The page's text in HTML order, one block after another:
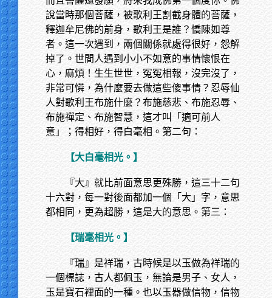
說當時那個菩薩，被歌利王割截身體的菩薩，
釋迦牟尼佛的前身，歌利王是誰？憍陳如尊
者。這一次遇到，兩個關係就處得很好，怨解
掉了。世間人遇到小小不如意的事情懷恨在
心，麻煩！生生世世，冤冤相報，沒完沒了，
非常可憐，為什麼要去做這些傻事情？忍辱仙
人對歌利王布施什麼？布施慈悲、布施忍辱、
布施禪定、布施智慧，這才叫「適可前人
意」；得相好，得白毫相。第二句：
【大白毫相光。】
『大』就比前面意思更殊勝，這三十二句
十六對，每一對後面都加一個「大」字，意思
都相同，更為超勝，這是大的意思。第三：
【瑞毫相光。】
『瑞』是祥瑞，古時候是以玉做為祥瑞的
一個標誌，古人都佩玉，無論是男子、女人，
玉是寶石裡面的一種。也以玉器做信物，信物